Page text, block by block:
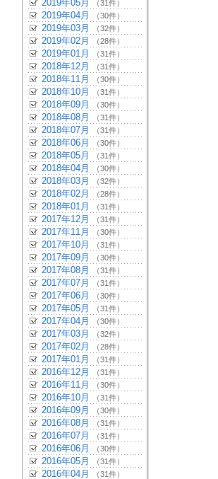
2019年05月 （31件）
2019年04月 （30件）
2019年03月 （32件）
2019年02月 （28件）
2019年01月 （31件）
2018年12月 （31件）
2018年11月 （30件）
2018年10月 （31件）
2018年09月 （30件）
2018年08月 （31件）
2018年07月 （31件）
2018年06月 （30件）
2018年05月 （31件）
2018年04月 （30件）
2018年03月 （32件）
2018年02月 （28件）
2018年01月 （31件）
2017年12月 （31件）
2017年11月 （30件）
2017年10月 （31件）
2017年09月 （30件）
2017年08月 （31件）
2017年07月 （31件）
2017年06月 （30件）
2017年05月 （31件）
2017年04月 （30件）
2017年03月 （32件）
2017年02月 （28件）
2017年01月 （31件）
2016年12月 （31件）
2016年11月 （30件）
2016年10月 （31件）
2016年09月 （30件）
2016年08月 （31件）
2016年07月 （31件）
2016年06月 （30件）
2016年05月 （31件）
2016年04月 （31件）